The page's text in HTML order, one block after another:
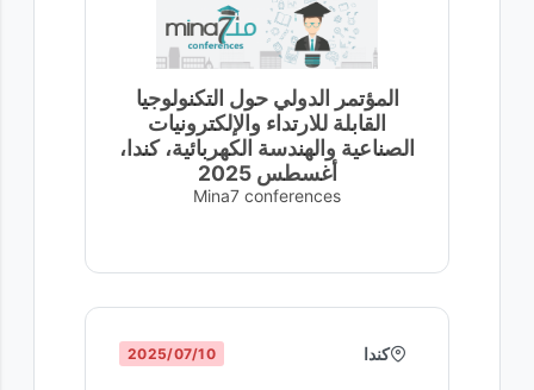
المؤتمر الدولي حول التكنولوجيا
القابلة للارتداء والإلكترونيات
الصناعية والهندسة الكهربائية، كندا،
أغسطس 2025
Mina7 conferences
كندا 10‏/07‏/2025